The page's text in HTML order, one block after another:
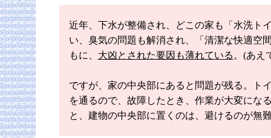
近年、下水が整備され、どこの家も「水洗ト
い、臭気の問題も解消され、「清潔な快適空
もに、 大凶とされた要因も薄れている 。(あえ
ですが、家の中央部にあると問題が残る。ト
を通るので、故障したとき、作業が大変にな
と、建物の中央部に置くのは、避けるのが無